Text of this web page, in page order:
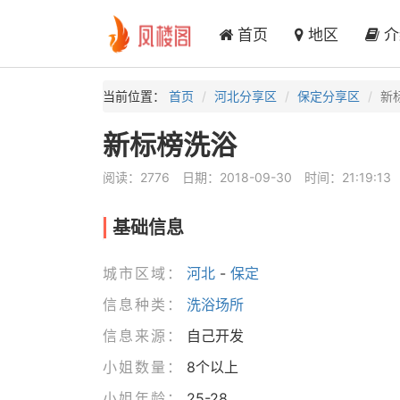
首页 地区 介
当前位置： 首页 河北分享区 保定分享区 新
新标榜洗浴
阅读：2776 日期：2018-09-30 时间：21:19:13
基础信息
城市区域： 河北- 保定
信息种类：
洗浴场所
信息来源：
自己开发
小姐数量：
8个以上